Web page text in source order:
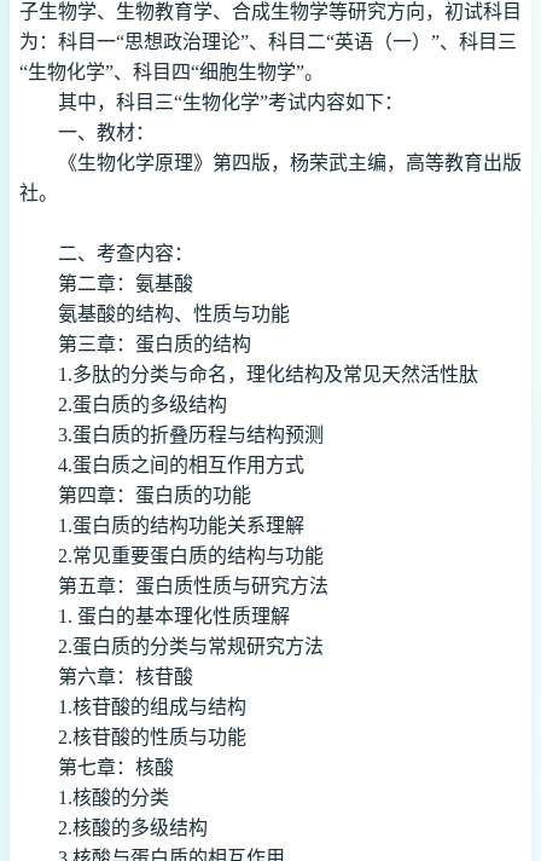
子生物学、 生物教育学、合成生物学等研究方向，初试科目
为：科目一“思想政治理论”、科目二“英语（一）”、科目三
“生物化学”、科目四“细胞生物学”。
其中，科目三“生物化学”考试内容如下：
一、 教材：
《生物化学原理》第四版，杨荣武主编，高等教育出版
社。
二、 考查内容：
第二章：氨基酸
氨基酸的结构、性质与功能
第三章：蛋白质的结构
1.多肽的分类与命名，理化结构及常见天然活性肽
2.蛋白质的多级结构
3.蛋白质的折叠历程与结构预测
4.蛋白质之间的相互作用方式
第四章：蛋白质的功能
1.蛋白质的结构功能关系理解
2.常见重要蛋白质的结构与功能
第五章：蛋白质性质与研究方法
1. 蛋白的基本理化性质理解
2.蛋白质的分类与常规研究方法
第六章：核苷酸
1.核苷酸的组成与结构
2.核苷酸的性质与功能
第七章：核酸
1.核酸的分类
2.核酸的多级结构